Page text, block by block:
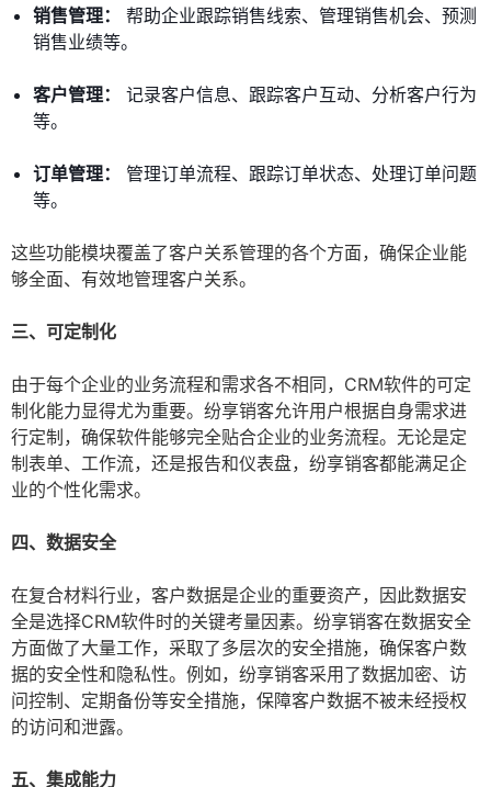
销售管理：
帮助企业跟踪销售线索、管理销售机会、预测
销售业绩等。
客户管理：
记录客户信息、跟踪客户互动、分析客户行为
等。
订单管理：
管理订单流程、跟踪订单状态、处理订单问题
等。
这些功能模块覆盖了客户关系管理的各个方面，确保企业能
够全面、有效地管理客户关系。
三、可定制化
由于每个企业的业务流程和需求各不相同，CRM软件的可定
制化能力显得尤为重要。纷享销客允许用户根据自身需求进
行定制，确保软件能够完全贴合企业的业务流程。无论是定
制表单、工作流，还是报告和仪表盘，纷享销客都能满足企
业的个性化需求。
四、数据安全
在复合材料行业，客户数据是企业的重要资产，因此数据安
全是选择CRM软件时的关键考量因素。纷享销客在数据安全
方面做了大量工作，采取了多层次的安全措施，确保客户数
据的安全性和隐私性。例如，纷享销客采用了数据加密、访
问控制、定期备份等安全措施，保障客户数据不被未经授权
的访问和泄露。
五、集成能力